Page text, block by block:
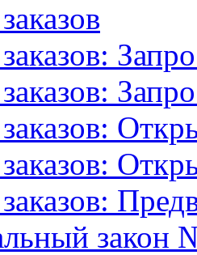
заказов:
закон